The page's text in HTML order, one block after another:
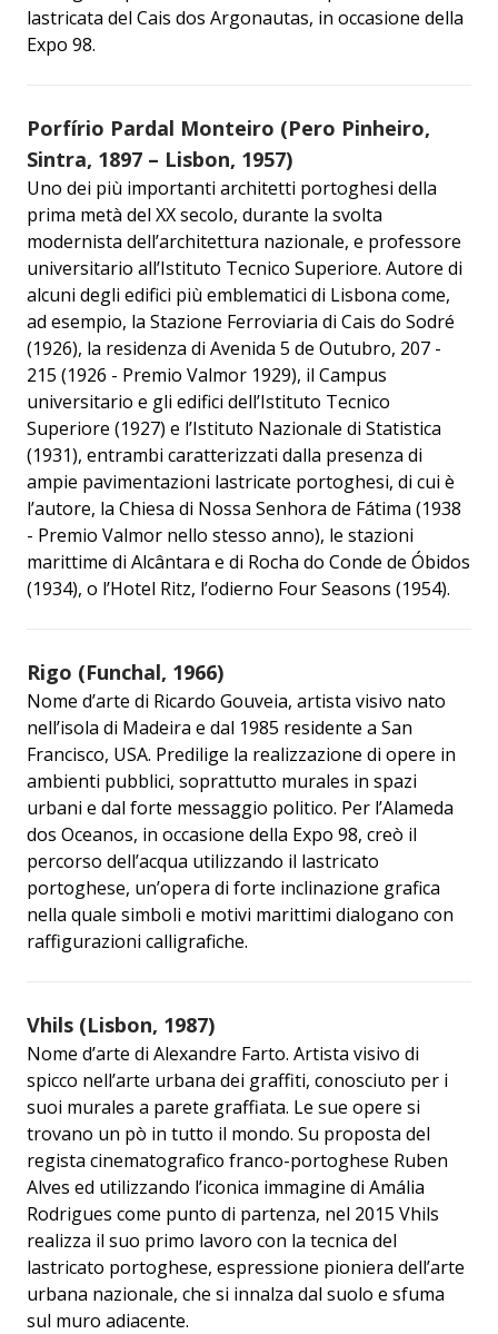
lastricata del Cais dos Argonautas, in occasione della
Expo 98.
Porfírio Pardal Monteiro (Pero Pinheiro,
Sintra, 1897 – Lisbon, 1957)
Uno dei più importanti architetti portoghesi della
prima metà del XX secolo, durante la svolta
modernista dell’architettura nazionale, e professore
universitario all’Istituto Tecnico Superiore. Autore di
alcuni degli edifici più emblematici di Lisbona come,
ad esempio, la Stazione Ferroviaria di Cais do Sodré
(1926), la residenza di Avenida 5 de Outubro, 207 -
215 (1926 - Premio Valmor 1929), il Campus
universitario e gli edifici dell’Istituto Tecnico
Superiore (1927) e l’Istituto Nazionale di Statistica
(1931), entrambi caratterizzati dalla presenza di
ampie pavimentazioni lastricate portoghesi, di cui è
l’autore, la Chiesa di Nossa Senhora de Fátima (1938
- Premio Valmor nello stesso anno), le stazioni
marittime di Alcântara e di Rocha do Conde de Óbidos
(1934), o l’Hotel Ritz, l’odierno Four Seasons (1954).
Rigo (Funchal, 1966)
Nome d’arte di Ricardo Gouveia, artista visivo nato
nell’isola di Madeira e dal 1985 residente a San
Francisco, USA. Predilige la realizzazione di opere in
ambienti pubblici, soprattutto murales in spazi
urbani e dal forte messaggio politico. Per l’Alameda
dos Oceanos, in occasione della Expo 98, creò il
percorso dell’acqua utilizzando il lastricato
portoghese, un’opera di forte inclinazione grafica
nella quale simboli e motivi marittimi dialogano con
raffigurazioni calligrafiche.
Vhils (Lisbon, 1987)
Nome d’arte di Alexandre Farto. Artista visivo di
spicco nell’arte urbana dei graffiti, conosciuto per i
suoi murales a parete graffiata. Le sue opere si
trovano un pò in tutto il mondo. Su proposta del
regista cinematografico franco-portoghese Ruben
Alves ed utilizzando l’iconica immagine di Amália
Rodrigues come punto di partenza, nel 2015 Vhils
realizza il suo primo lavoro con la tecnica del
lastricato portoghese, espressione pioniera dell’arte
urbana nazionale, che si innalza dal suolo e sfuma
sul muro adiacente.